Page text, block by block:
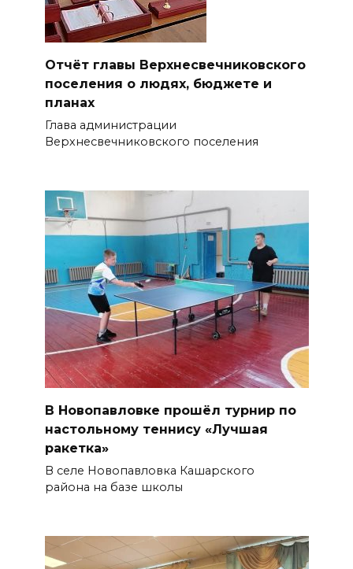
Отчёт главы Верхнесвечниковского
поселения о людях, бюджете и
планах
Глава администрации
Верхнесвечниковского поселения
В Новопавловке прошёл турнир по
настольному теннису «Лучшая
ракетка»
В селе Новопавловка Кашарского
района на базе школы